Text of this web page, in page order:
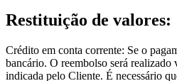
Restituição de valores:
Crédito em conta corrente: Se o
bancário. O reembolso será
indicada pelo Cliente. É necessário